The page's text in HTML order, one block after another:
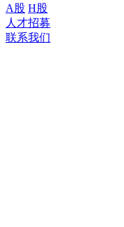
A股 H股
人才招募
联系我们